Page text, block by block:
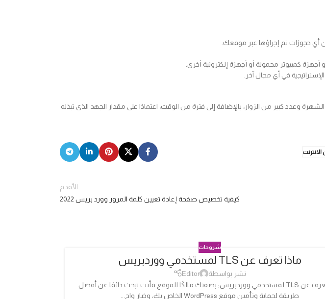
أي حجوزات تم إجراؤها عبر موقعك.
كمبيوتر محمولة أو أجهزة إلكترونية أخرى.
وعدد كبير من الزوار، بالإضافة إلى فترة من الوقت، اعتمادًا على مقدار الجهد الذي تبذله
الأقدم
كيفية تخصيص صفحة إعادة تعيين كلمة المرور وورد بريس 2022
شروحات
ماذا تعرف عن TLS لمستخدمي ووردبريس
نشر بواسطة
Editor
ماذا تعرف عن TLS لمستخدمي ووردبريس; بصفتك مالكًا للموقع فأنت تبحث دائمًا عن أفضل
طريقة لحماية وتأمين موقع WordPress الخاص بك، وخيار واح...